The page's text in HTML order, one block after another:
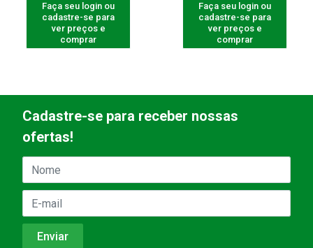
Faça seu login ou
cadastre-se para
ver preços e
comprar
Faça seu login ou
cadastre-se para
ver preços e
comprar
Cadastre-se para receber nossas
ofertas!